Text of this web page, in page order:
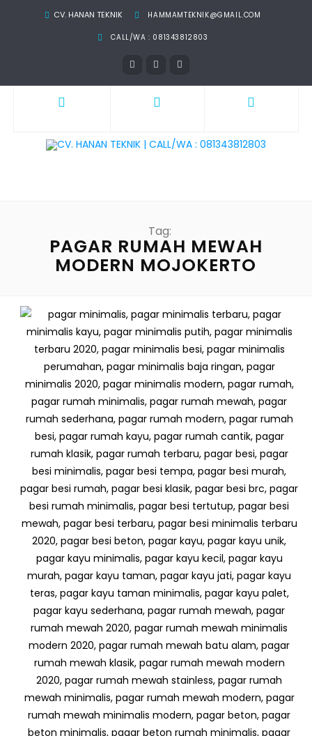
CV. HANAN TEKNIK HAMMAMTEKNIK@GMAIL.COM
CALL/WA : 081343812803
Tag:
PAGAR RUMAH MEWAH
MODERN MOJOKERTO